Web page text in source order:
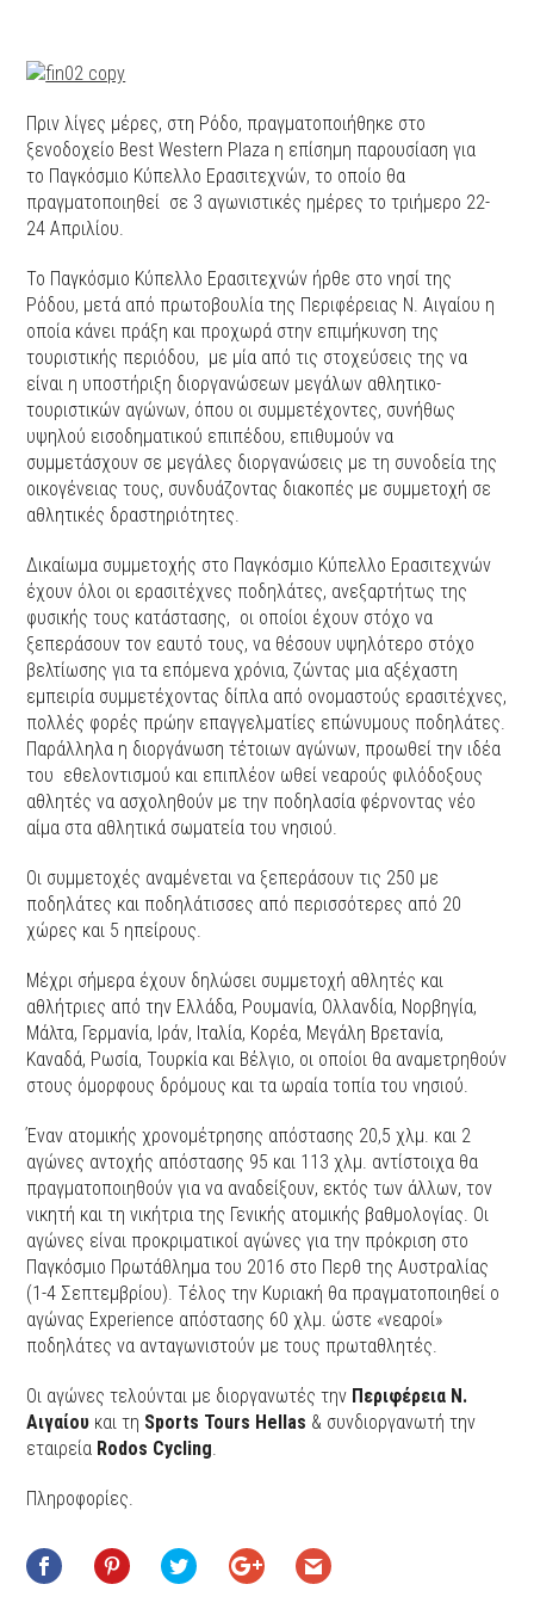
Πριν λίγες μέρες, στη Ρόδο, πραγματοποιήθηκε στο
ξενοδοχείο Best Western Plaza η επίσημη παρουσίαση για
το Παγκόσμιο Κύπελλο Ερασιτεχνών, το οποίο θα
πραγματοποιηθεί σε 3 αγωνιστικές ημέρες το τριήμερο 22-
24 Απριλίου.
Το Παγκόσμιο Κύπελλο Ερασιτεχνών ήρθε στο νησί της
Ρόδου, μετά από πρωτοβουλία της Περιφέρειας Ν. Αιγαίου η
οποία κάνει πράξη και προχωρά στην επιμήκυνση της
τουριστικής περιόδου, με μία από τις στοχεύσεις της να
είναι η υποστήριξη διοργανώσεων μεγάλων αθλητικο-
τουριστικών αγώνων, όπου οι συμμετέχοντες, συνήθως
υψηλού εισοδηματικού επιπέδου, επιθυμούν να
συμμετάσχουν σε μεγάλες διοργανώσεις με τη συνοδεία της
οικογένειας τους, συνδυάζοντας διακοπές με συμμετοχή σε
αθλητικές δραστηριότητες.
Δικαίωμα συμμετοχής στο Παγκόσμιο Κύπελλο Ερασιτεχνών
έχουν όλοι οι ερασιτέχνες ποδηλάτες, ανεξαρτήτως της
φυσικής τους κατάστασης, οι οποίοι έχουν στόχο να
ξεπεράσουν τον εαυτό τους, να θέσουν υψηλότερο στόχο
βελτίωσης για τα επόμενα χρόνια, ζώντας μια αξέχαστη
εμπειρία συμμετέχοντας δίπλα από ονομαστούς ερασιτέχνες,
πολλές φορές πρώην επαγγελματίες επώνυμους ποδηλάτες.
Παράλληλα η διοργάνωση τέτοιων αγώνων, προωθεί την ιδέα
του εθελοντισμού και επιπλέον ωθεί νεαρούς φιλόδοξους
αθλητές να ασχοληθούν με την ποδηλασία φέρνοντας νέο
αίμα στα αθλητικά σωματεία του νησιού.
Οι συμμετοχές αναμένεται να ξεπεράσουν τις 250 με
ποδηλάτες και ποδηλάτισσες από περισσότερες από 20
χώρες και 5 ηπείρους.
Μέχρι σήμερα έχουν δηλώσει συμμετοχή αθλητές και
αθλήτριες από την Ελλάδα, Ρουμανία, Ολλανδία, Νορβηγία,
Μάλτα, Γερμανία, Ιράν, Ιταλία, Κορέα, Μεγάλη Βρετανία,
Καναδά, Ρωσία, Τουρκία και Βέλγιο, οι οποίοι θα αναμετρηθούν
στους όμορφους δρόμους και τα ωραία τοπία του νησιού.
Έναν ατομικής χρονομέτρησης απόστασης 20,5 χλμ. και 2
αγώνες αντοχής απόστασης 95 και 113 χλμ. αντίστοιχα θα
πραγματοποιηθούν για να αναδείξουν, εκτός των άλλων, τον
νικητή και τη νικήτρια της Γενικής ατομικής βαθμολογίας. Οι
αγώνες είναι προκριματικοί αγώνες για την πρόκριση στο
Παγκόσμιο Πρωτάθλημα του 2016 στο Περθ της Αυστραλίας
(1-4 Σεπτεμβρίου). Τέλος την Κυριακή θα πραγματοποιηθεί ο
αγώνας Experience απόστασης 60 χλμ. ώστε «νεαροί»
ποδηλάτες να ανταγωνιστούν με τους πρωταθλητές.
Οι αγώνες τελούνται με διοργανωτές την Περιφέρεια Ν.
Αιγαίου και τη Sports Tours Hellas & συνδιοργανωτή την
εταιρεία Rodos Cycling.
Πληροφορίες.